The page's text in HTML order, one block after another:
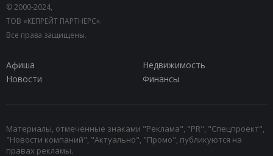
© 2000-2024,
ТОВ «КЕПРЕЙТ ПАРТНЕРС».
Все права защищены.
Афиша
Недвижимость
Новости
Финансы
Материалы, отмеченные знаками "Реклама", "PR", "Спецпроект",
"Новости компаний", "Актуально", "Промо", публикуются на
правах рекламы.